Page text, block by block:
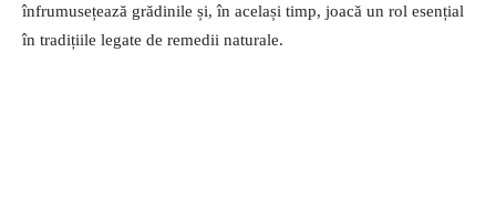
înfrumusețează grădinile și, în același timp, joacă un rol esențial
în tradițiile legate de remedii naturale.